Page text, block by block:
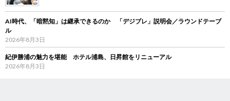
AI時代、「暗黙知」は継承できるのか 「デジブレ」説明会／ラウンドテーブ
ル
2026年8月3日
紀伊勝浦の魅力を堪能 ホテル浦島、日昇館をリニューアル
2026年8月3日